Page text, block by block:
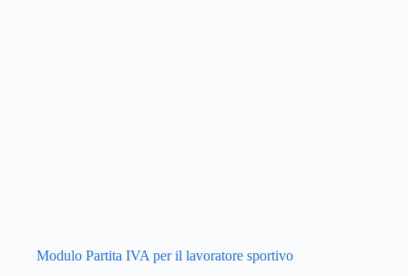
Modulo Partita IVA per il lavoratore sportivo